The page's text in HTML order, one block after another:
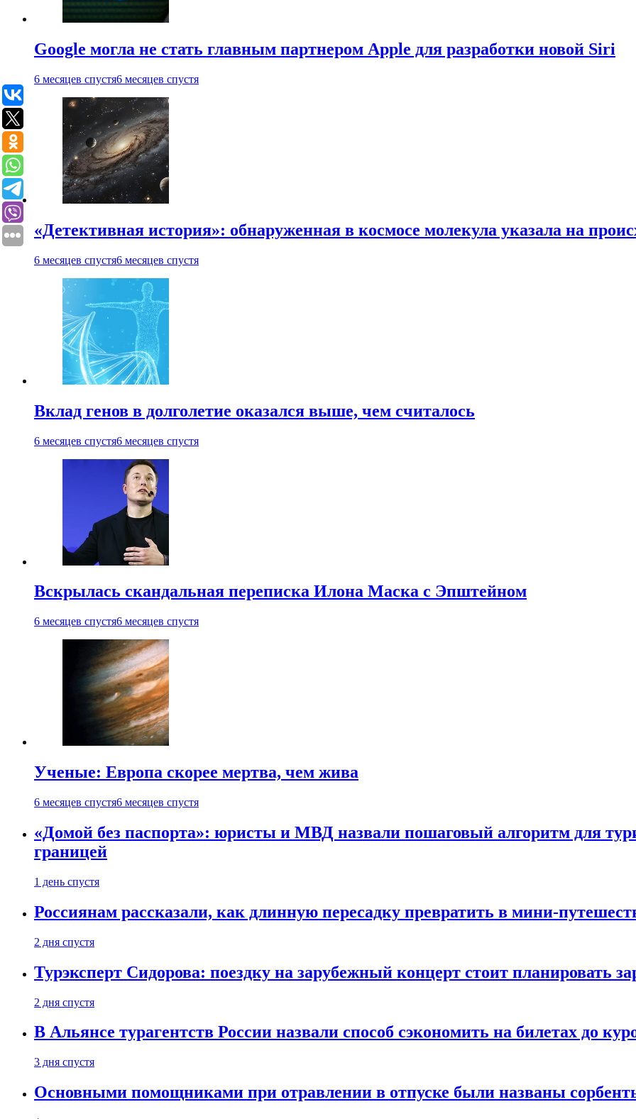
Google могла не стать главным партнером Apple для разработки новой Siri
6 месяцев спустя6 месяцев спустя
«Детективная история»: обнаруженная в космосе молекула указала на
6 месяцев спустя6 месяцев спустя
Вклад генов в долголетие оказался выше, чем считалось
6 месяцев спустя6 месяцев спустя
Вскрылась скандальная переписка Илона Маска с Эпштейном
6 месяцев спустя6 месяцев спустя
Ученые: Европа скорее мертва, чем жива
6 месяцев спустя6 месяцев спустя
«Домой без паспорта»: юристы и МВД назвали пошаговый алгоритм для
границей
1 день спустя
Россиянам рассказали, как длинную пересадку превратить в мини-
2 дня спустя
Турэксперт Сидорова: поездку на зарубежный концерт стоит планировать
2 дня спустя
В Альянсе турагентств России назвали способ сэкономить на билетах до
3 дня спустя
Основными помощниками при отравлении в отпуске были названы